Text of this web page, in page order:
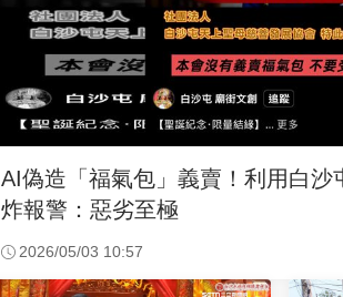
AI偽造「福氣包」義賣！利用白
炸報警：惡劣至極
2026/05/03 10:57